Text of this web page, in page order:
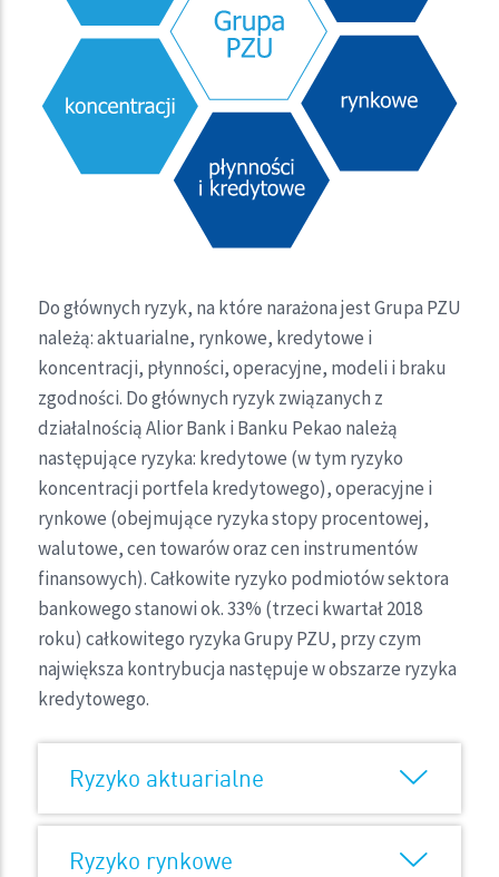
Do głównych ryzyk, na które narażona jest Grupa PZU
należą: aktuarialne, rynkowe, kredytowe i
koncentracji, płynności, operacyjne, modeli i braku
zgodności. Do głównych ryzyk związanych z
działalnością Alior Bank i Banku Pekao należą
następujące ryzyka: kredytowe (w tym ryzyko
koncentracji portfela kredytowego), operacyjne i
rynkowe (obejmujące ryzyka stopy procentowej,
walutowe, cen towarów oraz cen instrumentów
finansowych). Całkowite ryzyko podmiotów sektora
bankowego stanowi ok. 33% (trzeci kwartał 2018
roku) całkowitego ryzyka Grupy PZU, przy czym
największa kontrybucja następuje w obszarze ryzyka
kredytowego.
Ryzyko aktuarialne
Ryzyko rynkowe